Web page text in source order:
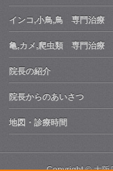
インコ,小鳥,鳥 専門治療
亀,カメ,爬虫類 専門治療
院長の紹介
院長からのあいさつ
地図・診療時間